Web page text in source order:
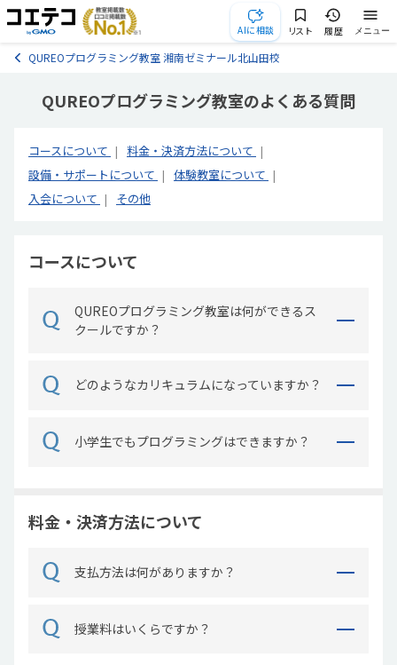
AIに相談 リスト 履歴 メニュー
QUREOプログラミング教室 湘南ゼミナール北山田校
QUREOプログラミング教室のよくある質問
コースについて
料金・決済方法について
設備・サポートについて
体験教室について
入会について
その他
コースについて
QUREOプログラミング教室は何ができるス
クールですか？
どのようなカリキュラムになっていますか？
小学生でもプログラミングはできますか？
料金・決済方法について
支払方法は何がありますか？
授業料はいくらですか？